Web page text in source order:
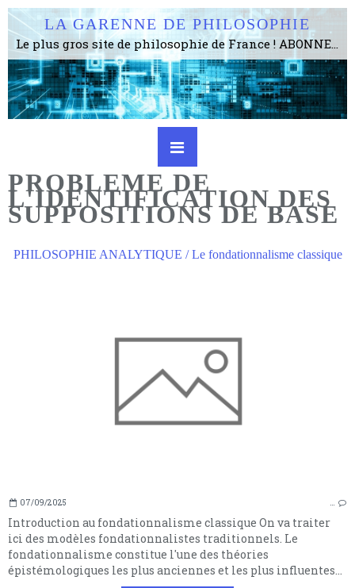
LA GARENNE DE PHILOSOPHIE
Le plus gros site de philosophie de France ! ABONNEZ-VOUS ! 4115 Articles, 1634 abonné·e·s, depuis 2006 . . . . . . . . 2 852 214 pages vues jusqu'à présent. Prestance et être apte à un plus grand nombre de choses.
PROBLEME DE
L'IDENTIFICATION DES
SUPPOSITIONS DE BASE
PHILOSOPHIE ANALYTIQUE / Le fondationnalisme classique
07/09/2025 …
Introduction au fondationnalisme classique On va traiter
ici des modèles fondationnalistes traditionnels. Le
fondationnalisme constitue l'une des théories
épistémologiques les plus anciennes et les plus influentes...